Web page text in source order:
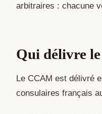
arbitraires : chacune
Qui délivre
Le CCAM est délivré
consulaires français